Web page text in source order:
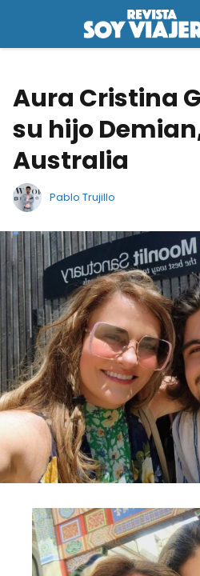
Aura Cristina
su hijo
Australia
Pablo Trujillo